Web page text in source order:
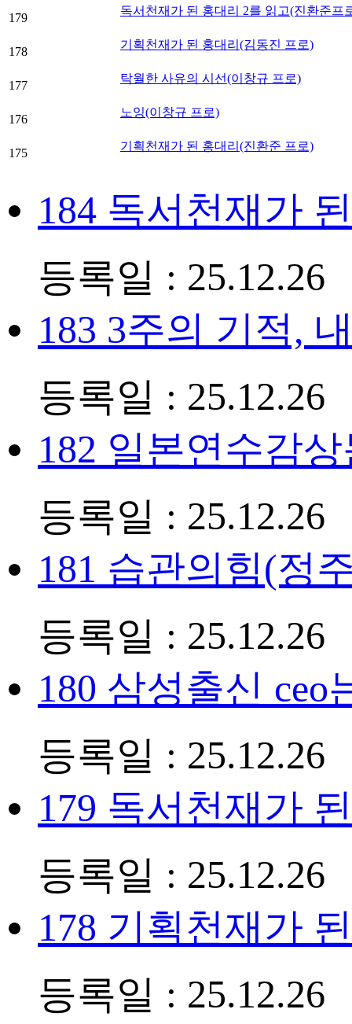
179
독서천재가 된 홍대리 2를 읽고(진환준프
178
기획천재가 된 홍대리(김동진 프로)
177
탁월한 사유의 시선(이창규 프로)
176
노잉(이창규 프로)
175
기획천재가 된 홍대리(진환준 프로)
184 독서천재가
등록일 : 25.12.26
183 3주의 기적,
등록일 : 25.12.26
182 일본연수감
등록일 : 25.12.26
181 습관의힘(정
등록일 : 25.12.26
180 삼성출신 ceo
등록일 : 25.12.26
179 독서천재가
등록일 : 25.12.26
178 기획천재가
등록일 : 25.12.26